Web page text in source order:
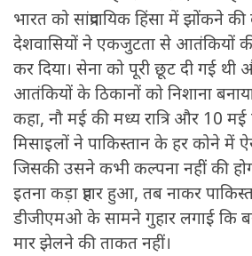
भारत को सांप्रदायिक हिंसा में झोंकने
देशवासियों ने एकजुटता से आतंकियों
कर दिया। सेना को पूरी छूट दी गई
आतंकियों के ठिकानों को निशाना बनाया
कहा, नौ मई की मध्य रात्रि और 10
मिसाइलों ने पाकिस्तान के हर कोने में ऐसा
जिसकी उसने कभी कल्पना नहीं की
इतना कड़ा प्रहार हुआ, तब नाकर
डीजीएमओ के सामने गुहार लगाई कि
मार झेलने की ताकत नहीं।